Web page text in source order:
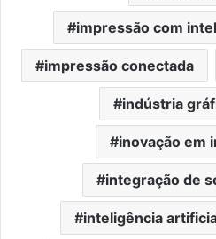
impressão com
impressão conectada
indústria
inovação em
integração de
inteligência